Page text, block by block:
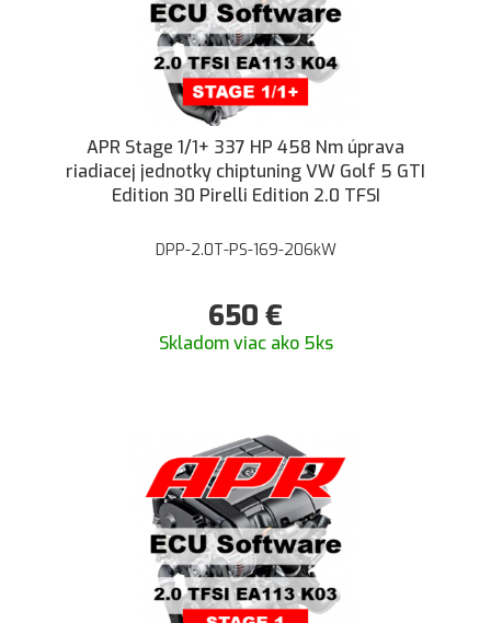
APR Stage 1/1+ 337 HP 458 Nm úprava
riadiacej jednotky chiptuning VW Golf 5 GTI
Edition 30 Pirelli Edition 2.0 TFSI
DPP-2.0T-PS-169-206kW
650 €
Skladom viac ako 5ks